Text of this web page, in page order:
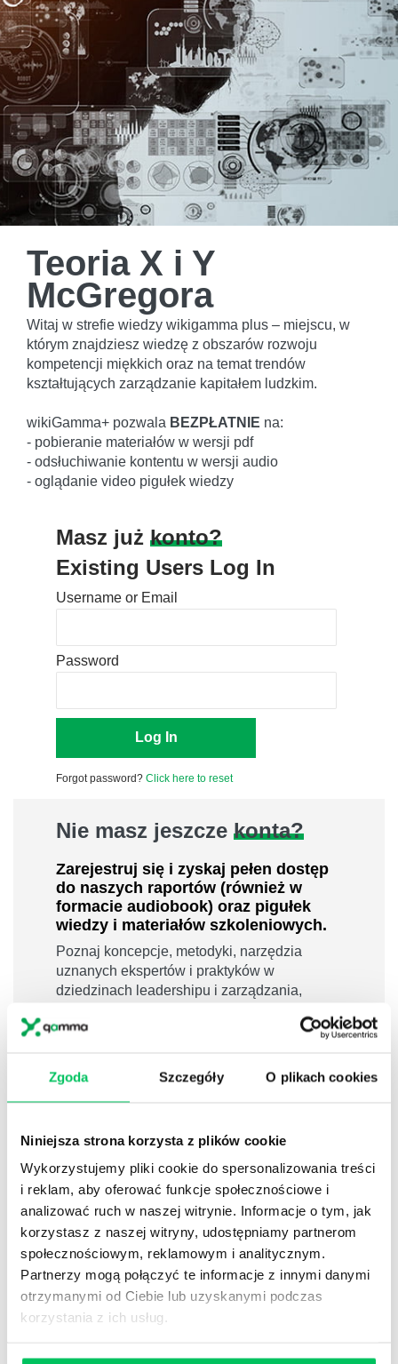
Zgoda Szczegóły O plikach cookies
Niniejsza strona korzysta z plików cookie
Wykorzystujemy pliki cookie do spersonalizowania treści
i reklam, aby oferować funkcje społecznościowe i
analizować ruch w naszej witrynie. Informacje o tym, jak
korzystasz z naszej witryny, udostępniamy partnerom
społecznościowym, reklamowym i analitycznym.
Partnerzy mogą połączyć te informacje z innymi danymi
otrzymanymi od Ciebie lub uzyskanymi podczas
korzystania z ich usług.
Teoria X i Y
McGregora
Witaj w strefie wiedzy wikigamma plus – miejscu, w
którym znajdziesz wiedzę z obszarów rozwoju
kompetencji miękkich oraz na temat trendów
kształtujących zarządzanie kapitałem ludzkim.
wikiGamma+ pozwala BEZPŁATNIE na:
- pobieranie materiałów w wersji pdf
- odsłuchiwanie kontentu w wersji audio
- oglądanie video pigułek wiedzy
Masz już konto?
Existing Users Log In
Username or Email
Password
Forgot password? Click here to reset
Nie masz jeszcze konta?
Zarejestruj się i zyskaj pełen dostęp
do naszych raportów (również w
formacie audiobook) oraz pigułek
wiedzy i materiałów szkoleniowych.
Poznaj koncepcje, metodyki, narzędzia
uznanych ekspertów i praktyków w
dziedzinach leadershipu i zarządzania,
efektywności osobistej.
40 filmów edukacyjnych
Nowy użytkownik?
Zarejestruj się
Zobacz co znajdzieszw
wikiGamma+